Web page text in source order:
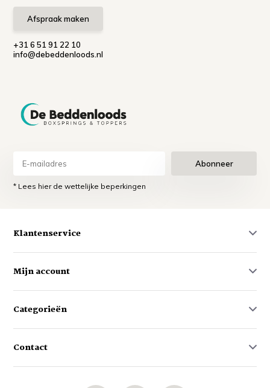
Afspraak maken
+31 6 51 91 22 10
info@debeddenloods.nl
Abonneer
* Lees hier de wettelijke beperkingen
Klantenservice
Mijn account
Categorieën
Contact